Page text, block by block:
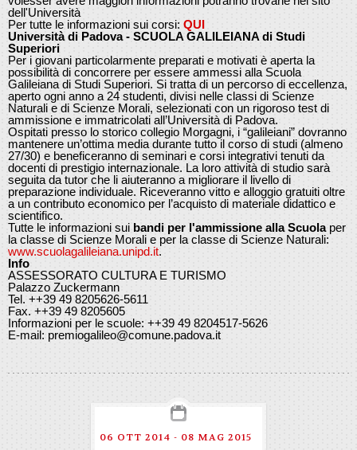
dell'Università
Per tutte le informazioni sui corsi: QUI
Università di Padova - SCUOLA GALILEIANA di Studi
Superiori
Per i giovani particolarmente preparati e motivati è aperta la
possibilità di concorrere per essere ammessi alla Scuola
Galileiana di Studi Superiori. Si tratta di un percorso di eccellenza,
aperto ogni anno a 24 studenti, divisi nelle classi di Scienze
Naturali e di Scienze Morali, selezionati con un rigoroso test di
ammissione e immatricolati all’Università di Padova.
Ospitati presso lo storico collegio Morgagni, i “galileiani” dovranno
mantenere un’ottima media durante tutto il corso di studi (almeno
27/30) e beneficeranno di seminari e corsi integrativi tenuti da
docenti di prestigio internazionale. La loro attività di studio sarà
seguita da tutor che li aiuteranno a migliorare il livello di
preparazione individuale. Riceveranno vitto e alloggio gratuiti oltre
a un contributo economico per l’acquisto di materiale didattico e
scientifico.
Tutte le informazioni sui bandi per l'ammissione alla Scuola per
la classe di Scienze Morali e per la classe di Scienze Naturali:
www.scuolagalileiana.unipd.it.
Info
ASSESSORATO CULTURA E TURISMO
Palazzo Zuckermann
Tel. ++39 49 8205626-5611
Fax. ++39 49 8205605
Informazioni per le scuole: ++39 49 8204517-5626
E-mail: premiogalileo@comune.padova.it
06 OTT 2014 - 08 MAG 2015